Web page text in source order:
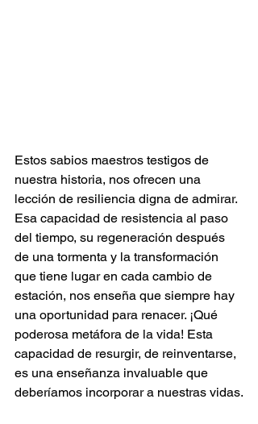
Estos sabios maestros testigos de
nuestra historia, nos ofrecen una
lección de resiliencia digna de admirar.
Esa capacidad de resistencia al paso
del tiempo, su regeneración después
de una tormenta y la transformación
que tiene lugar en cada cambio de
estación, nos enseña que siempre hay
una oportunidad para renacer. ¡Qué
poderosa metáfora de la vida! Esta
capacidad de resurgir, de reinventarse,
es una enseñanza invaluable que
deberíamos incorporar a nuestras vidas.